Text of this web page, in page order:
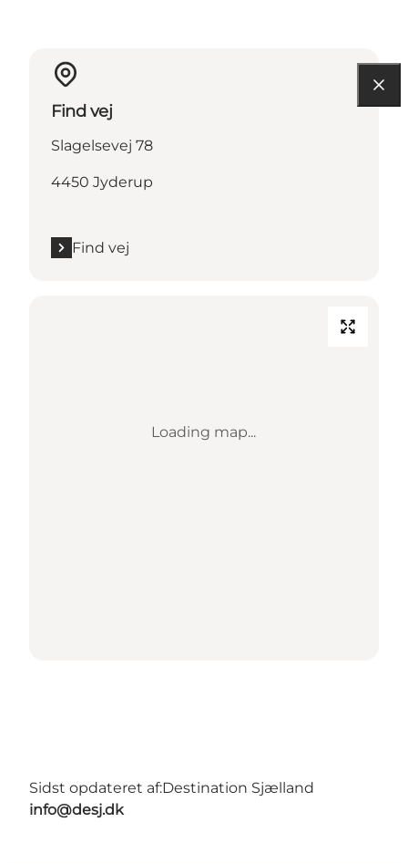
Find vej
Slagelsevej 78
4450 Jyderup
Find vej
Loading map...
Sidst opdateret af:Destination Sjælland
info@desj.dk